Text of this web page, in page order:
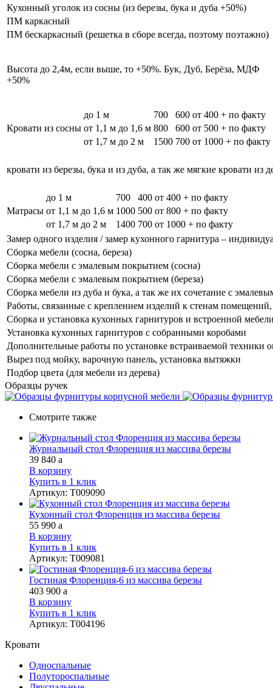
Кухонный уголок из сосны (из березы, бука и дуба +50%)
ПМ каркасный
ПМ бескаркасный (решетка в сборе всегда, поэтому поэтажно)
Высота до 2,4м, если выше, то +50%. Бук, Дуб, Берёза, МДФ
+50%
Кровати из сосны
до 1 м 700 600 от 400 + по факту
от 1,1 м до 1,6 м 800 600 от 500 + по факту
от 1,7 м до 2 м
1500 700 от 1000 + по факту
кровати из березы, бука и из дуба, а так же мягкие кровати из
Матрасы
до 1 м 700 400 от 400 + по факту
от 1,1 м до 1,6 м 1000 500 от 800 + по факту
от 1,7 м до 2 м
1400 700 от 1000 + по факту
Замер одного изделия / замер кухонного гарнитура –
Сборка мебели (сосна, береза)
Сборка мебели с эмалевым покрытием (сосна)
Сборка мебели с эмалевым покрытием (береза)
Сборка мебели из дуба и бука, а так же их сочетание с
Работы, связанные с креплением изделий к стенам
Сборка и установка кухонных гарнитуров и встроенной
Установка кухонных гарнитуров с собранными коробами
Дополнительные работы по установке встраиваемой техники
Вырез под мойку, варочную панель, установка вытяжки
Подбор цвета (для мебели из дерева)
Образцы ручек
Смотрите также
Журнальный стол Флоренция из массива березы
39 840 a
В корзину
Купить в 1 клик
Артикул: Т009090
Кухонный стол Флоренция из массива березы
55 990 a
В корзину
Купить в 1 клик
Артикул: Т009081
Гостиная Флоренция-6 из массива березы
403 900 a
В корзину
Купить в 1 клик
Артикул: Т004196
Кровати
Односпальные
Полутороспальные